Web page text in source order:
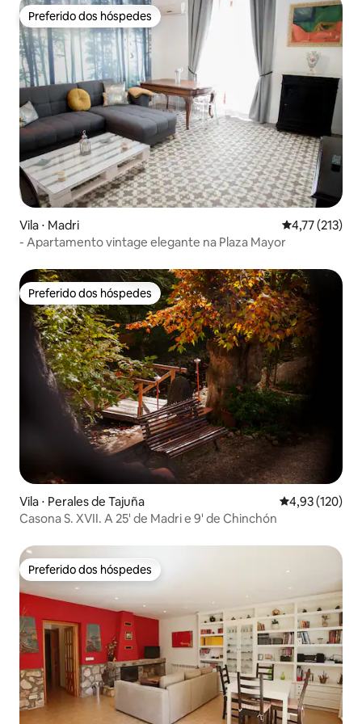
Preferido dos hóspedes
Preferido dos hóspedes
Vila ⋅ Madri 4,77 de uma
4,77 (213)
- Apartamento vintage elegante na Plaza Mayor
Preferido dos hóspedes
Preferido dos hóspedes
Vila ⋅ Perales de Tajuña 4,93 de uma
4,93 (120)
Casona S. XVII. A 25' de Madri e 9' de Chinchón
Preferido dos hóspedes
Preferido dos hóspedes